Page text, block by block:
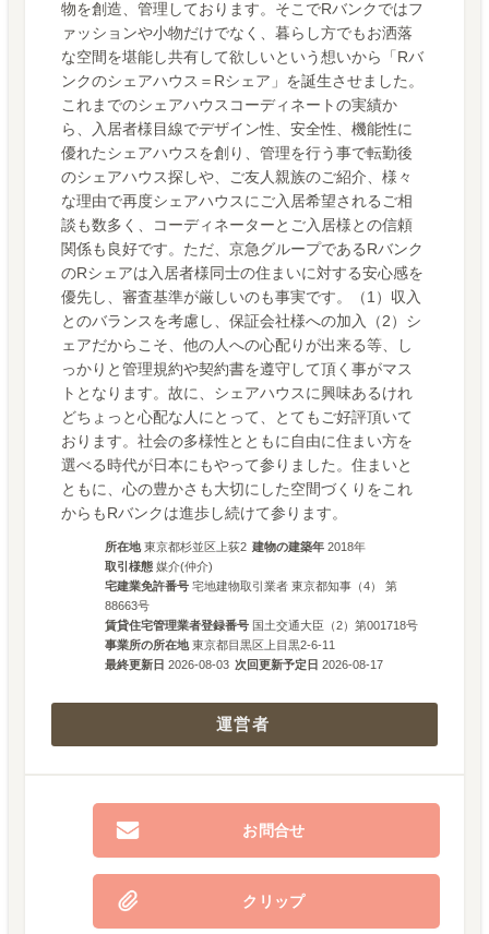
物を創造、管理しております。そこでRバンクではフ
ァッションや小物だけでなく、暮らし方でもお洒落
な空間を堪能し共有して欲しいという想いから「Rバ
ンクのシェアハウス＝Rシェア」を誕生させました。
これまでのシェアハウスコーディネートの実績か
ら、入居者様目線でデザイン性、安全性、機能性に
優れたシェアハウスを創り、管理を行う事で転勤後
のシェアハウス探しや、ご友人親族のご紹介、様々
な理由で再度シェアハウスにご入居希望されるご相
談も数多く、コーディネーターとご入居様との信頼
関係も良好です。ただ、京急グループであるRバンク
のRシェアは入居者様同士の住まいに対する安心感を
優先し、審査基準が厳しいのも事実です。（1）収入
とのバランスを考慮し、保証会社様への加入（2）シ
ェアだからこそ、他の人への心配りが出来る等、し
っかりと管理規約や契約書を遵守して頂く事がマス
トとなります。故に、シェアハウスに興味あるけれ
どちょっと心配な人にとって、とてもご好評頂いて
おります。社会の多様性とともに自由に住まい方を
選べる時代が日本にもやって参りました。住まいと
ともに、心の豊かさも大切にした空間づくりをこれ
からもRバンクは進歩し続けて参ります。
所在地 東京都杉並区上荻2 建物の建築年 2018年
取引様態 媒介(仲介)
宅建業免許番号 宅地建物取引業者 東京都知事（4） 第
88663号
賃貸住宅管理業者登録番号 国土交通大臣（2）第001718号
事業所の所在地 東京都目黒区上目黒2-6-11
最終更新日 2026-08-03 次回更新予定日 2026-08-17
運営者
お問合せ
クリップ